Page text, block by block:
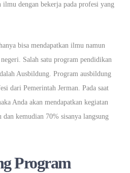
ilmu dengan bekerja pada profesi yang
bisa mendapatkan ilmu namun
Salah satu program pendidikan
Ausbildung. Program ausbildung
dari Pemerintah Jerman. Pada saat
Anda akan mendapatkan kegiatan
kemudian 70% sisanya langsung
Program